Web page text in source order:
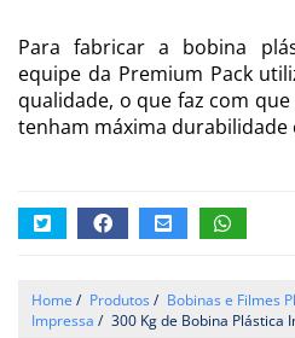
Para fabricar a bobina
equipe da Premium Pack
qualidade, o que faz com
tenham máxima durabilidade
Home / Produtos/ Bobinas e Filmes
Impressa / 300 Kg de Bobina Plástica